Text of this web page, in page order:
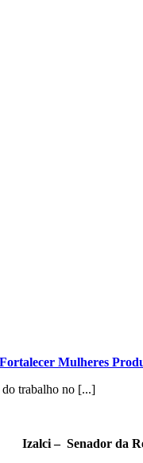
Mulheres
trabalho no [...]
Izalci – Senador da